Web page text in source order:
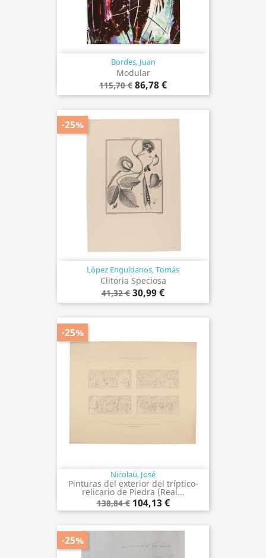
Bordes, Juan
Modular
115,70 € 86,78 €
López Enguídanos, Tomás
Clitoria Speciosa
41,32 € 30,99 €
-25%
Nicolau, José
Pinturas del exterior del tríptico-
relicario de Piedra (Real...
138,84 € 104,13 €
-25%
-25%